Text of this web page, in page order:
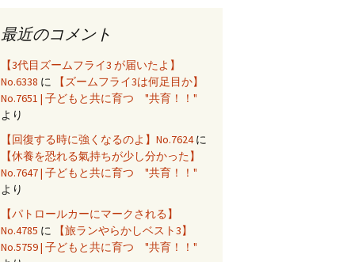
最近のコメント
【3代目ズームフライ3 が届いたよ】
No.6338 に
【ズームフライ3は何足目か】
No.7651 | 子どもと共に育つ "共育！！"
より
【回復する時に強くなるのよ】No.7624に
【休養を恐れる氣持ちが少し分かった】
No.7647 | 子どもと共に育つ "共育！！"
より
【パトロールカーにマークされる】
No.4785 に
【旅ランやらかしベスト3】
No.5759 | 子どもと共に育つ "共育！！"